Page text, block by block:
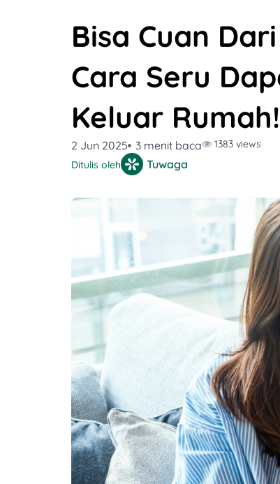
Bisa Cuan
Cara Seru
Keluar Rumah!
2 Jun 2025 3 menit baca
1383 views
Ditulis oleh
Tuwaga